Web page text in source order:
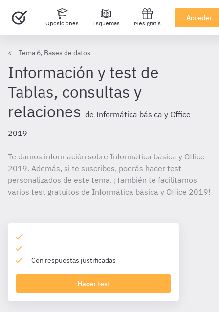
Oposiciones Esquemas Mes gratis
Acceder
Tema 6, Bases de datos
Información y test de
Tablas, consultas y
relaciones de Informática básica y Office
2019
Te damos información sobre Informática básica y Office
2019. Además, si te suscribes, podrás hacer test
personalizados de este tema. ¡También te facilitamos
varios test gratuitos de Informática básica y Office 2019!
Con respuestas justificadas
Hacer test